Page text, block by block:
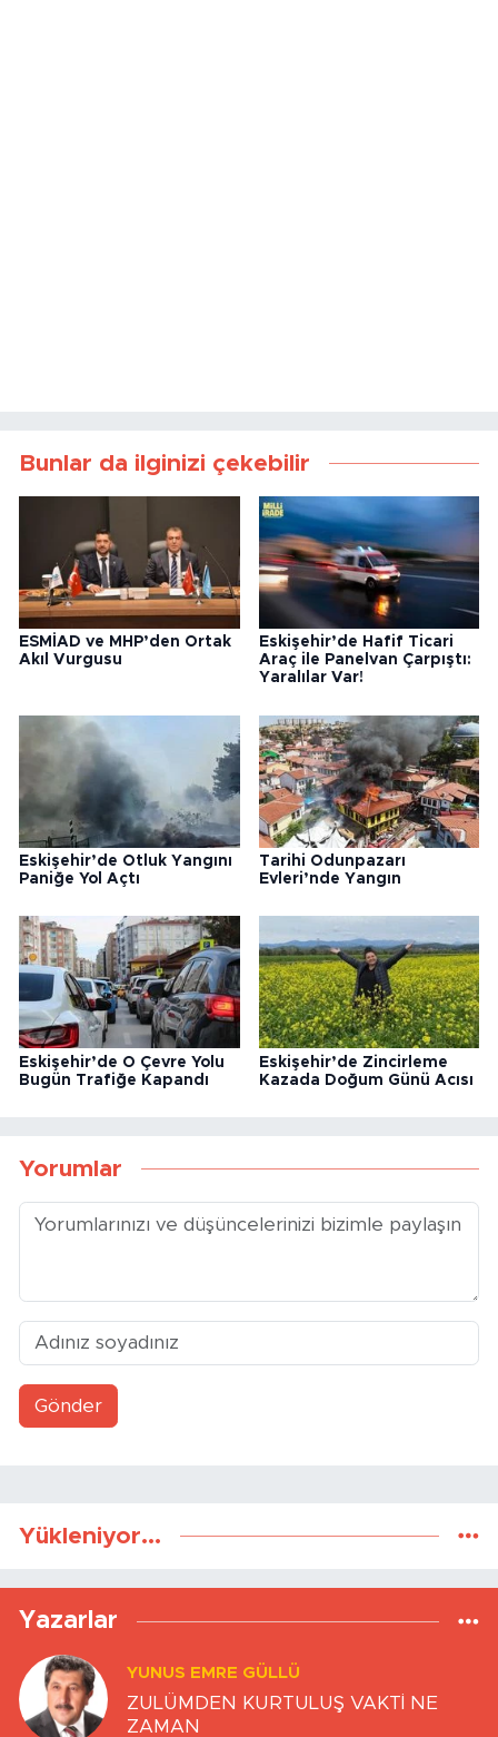
Bunlar da ilginizi çekebilir
ESMİAD ve MHP’den Ortak
Akıl Vurgusu
Eskişehir’de Hafif Ticari
Araç ile Panelvan Çarpıştı:
Yaralılar Var!
Eskişehir’de Otluk Yangını
Paniğe Yol Açtı
Tarihi Odunpazarı
Evleri’nde Yangın
Eskişehir’de O Çevre Yolu
Bugün Trafiğe Kapandı
Eskişehir’de Zincirleme
Kazada Doğum Günü Acısı
Yorumlar
Gönder
Yükleniyor...
Yazarlar
YUNUS EMRE GÜLLÜ
ZULÜMDEN KURTULUŞ VAKTİ NE
ZAMAN